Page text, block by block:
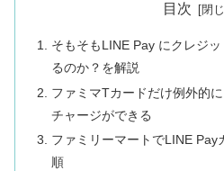
目次
そもそもLINE Pay にクレジ
るのか？を解説
ファミマTカードだけ例外的
チャージができる
ファミリーマートでLINE Pay
順